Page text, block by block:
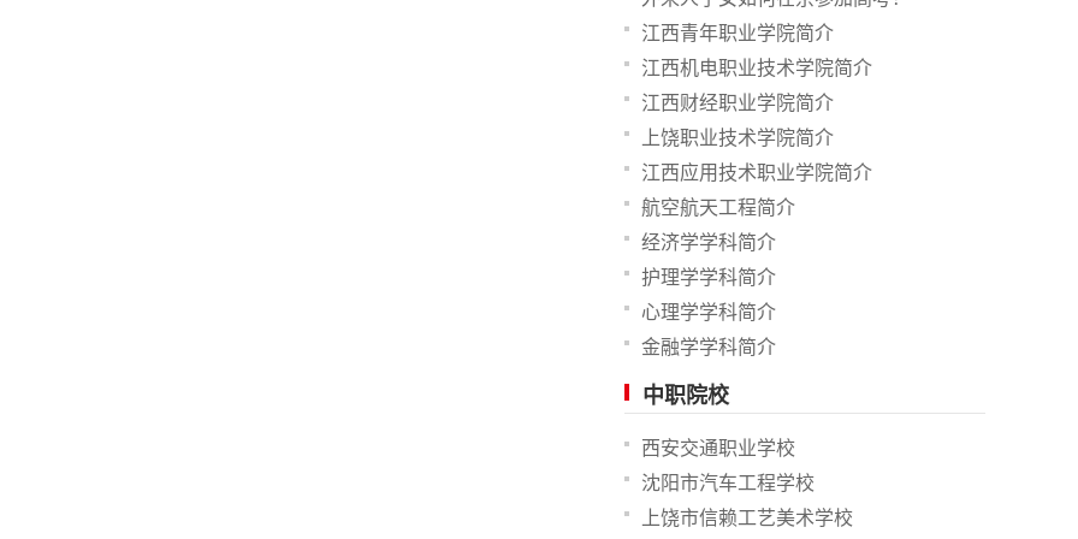
江西青年职业学院简介
江西机电职业技术学院简介
江西财经职业学院简介
上饶职业技术学院简介
江西应用技术职业学院简介
航空航天工程简介
经济学学科简介
护理学学科简介
心理学学科简介
金融学学科简介
中职院校
西安交通职业学校
沈阳市汽车工程学校
上饶市信赖工艺美术学校